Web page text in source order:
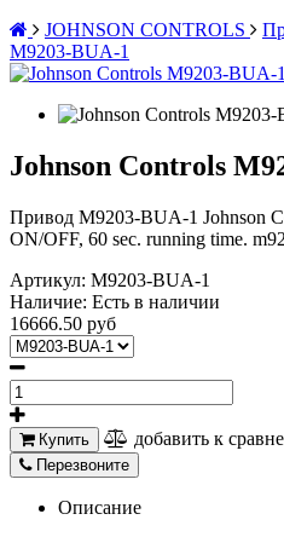
JOHNSON CONTROLS
M9203-BUA-1
Johnson Controls
Привод M9203-BUA-1 Johnson
ON/OFF, 60 sec. running time.
Артикул: M9203-BUA-1
Наличие: Есть в наличии
16666.50 руб
Купить добавить к
Перезвоните
Описание